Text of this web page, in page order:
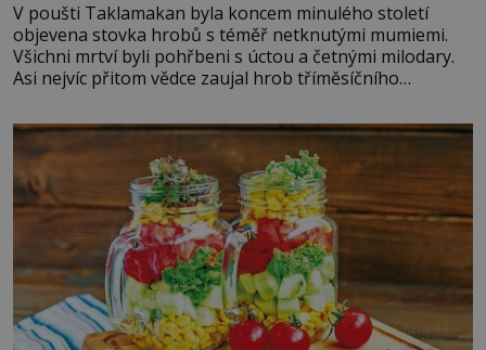
V poušti Taklamakan byla koncem minulého století
objevena stovka hrobů s téměř netknutými mumiemi.
Všichni mrtví byli pohřbeni s úctou a četnými milodary.
Asi nejvíc přitom vědce zaujal hrob tříměsíčního
blonďaté vlásky. Fakt, že jsou těla dávných lidí nesmírně
dobře zachovalá, přičítají odborníci zdejším klimatickým
podmínkám. Sucho, prosolené písky a extrémně